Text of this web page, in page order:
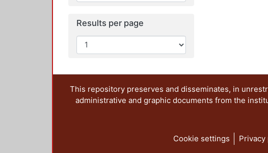
Results per page
This repository preserves and disseminates, in
administrative and graphic documents from the
Cookie settings Privacy